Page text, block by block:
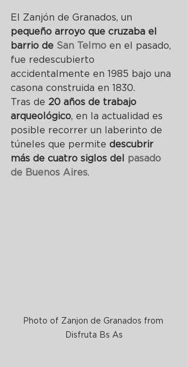
El Zanjón de Granados, un
pequeño arroyo que cruzaba el
barrio de San Telmo en el pasado,
fue redescubierto
accidentalmente en 1985 bajo una
casona construida en 1830.
Tras de 20 años de trabajo
arqueológico, en la actualidad es
posible recorrer un laberinto de
túneles que permite descubrir
más de cuatro siglos del pasado
de Buenos Aires.
Photo of Zanjon de Granados from
Disfruta Bs As